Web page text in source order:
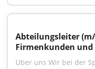
Abteilungsleiter
Firmenkunden
Über uns Wir bei der